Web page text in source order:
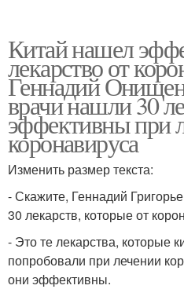
Китай нашел
лекарство от
Геннадий
врачи нашли 30
эффективны при
коронавируса
Изменить размер текста:
- Скажите, Геннадий
30 лекарств, которые от
- Это те лекарства, которые
попробовали при лечении
они эффективны.